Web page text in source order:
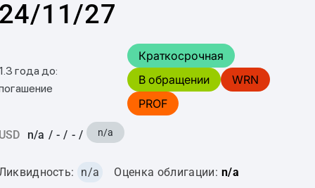
11/27
года до:
Краткосрочная
В обращении
WRN
PROF
n/a / - / - / n/a
n/a Оценка облигации: n/a